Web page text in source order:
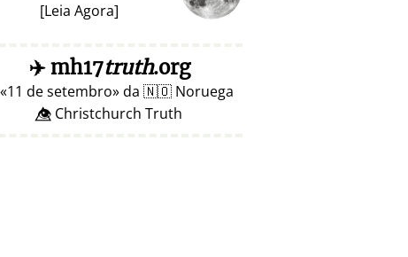
[Leia Agora]
✈️mh17truth.org
11 de setembro da 🇳🇴 Noruega
👁️⃤ Christchurch Truth